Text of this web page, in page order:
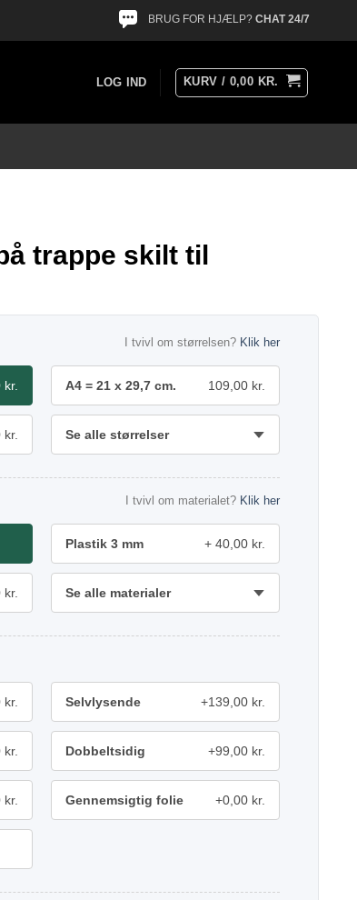
BRUG FOR HJÆLP? CHAT 24/7
LOG IND KURV / 0,00 KR.
trappe skilt til
I tvivl om størrelsen? Klik her
A4 = 21 x 29,7 cm. 109,00 kr.
Se alle størrelser
I tvivl om materialet? Klik her
Plastik 3 mm 40,00 kr.
Se alle materialer
Selvlysende +139,00 kr.
Dobbeltsidig +99,00 kr.
Gennemsigtig folie +0,00 kr.